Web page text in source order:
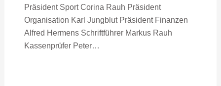
Präsident Sport Corina Rauh Präsident
Organisation Karl Jungblut Präsident Finanzen
Alfred Hermens Schriftführer Markus Rauh
Kassenprüfer Peter…